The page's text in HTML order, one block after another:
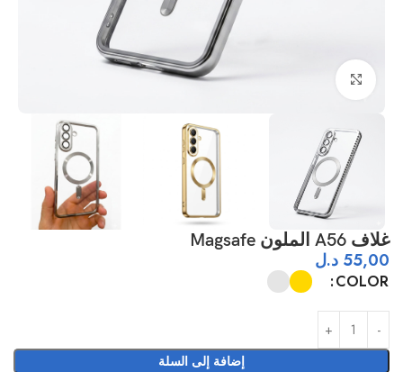
غلاف A56 الملون Magsafe
55,00 د.ل
COLOR
إضافة إلى السلة